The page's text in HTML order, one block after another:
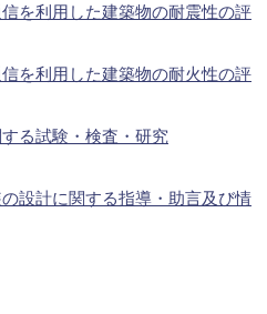
を利用した建築物の耐震性の評
を利用した建築物の耐火性の評
る試験・検査・研究
設計に関する指導・助言及び情